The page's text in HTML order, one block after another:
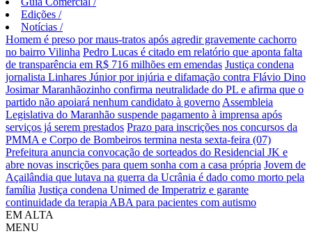
Edições /
Notícias /
Homem é preso por maus-tratos após agredir gravemente cachorro
no bairro Vilinha Pedro Lucas é citado em relatório que aponta falta
de transparência em R$ 716 milhões em emendas Justiça condena
jornalista Linhares Júnior por injúria e difamação contra Flávio Dino
Josimar Maranhãozinho confirma neutralidade do PL e afirma que o
partido não apoiará nenhum candidato à governo Assembleia
Legislativa do Maranhão suspende pagamento à imprensa após
serviços já serem prestados Prazo para inscrições nos concursos da
PMMA e Corpo de Bombeiros termina nesta sexta-feira (07)
Prefeitura anuncia convocação de sorteados do Residencial JK e
abre novas inscrições para quem sonha com a casa própria Jovem de
Açailândia que lutava na guerra da Ucrânia é dado como morto pela
família Justiça condena Unimed de Imperatriz e garante
continuidade da terapia ABA para pacientes com autismo
EM ALTA
MENU